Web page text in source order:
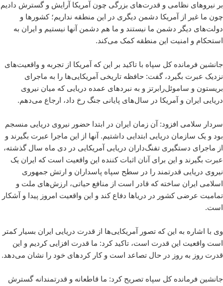
بر نیروهای نظامی و قدرت‌های بزرگی چون آمریکا آرایش و گسترش دادیم
چون ما غیر از آمریکا دشمن دیگری در این منطقه نداریم؛ کشورها و
دولت‌های دیگر دشمن ما نیستند و ما هم دشمن آنها نیستیم و ایران به
استحکام و امنیت این منطقه کمک می‌کند.
جانشین فرمانده کل سپاه با تاکید بر این که آمریکا از تجربه‌ و واقعیت‌های
نزدیک عبرت بگیرد، گفت: حافظه تاریخی آمریکایی‌ها را به ماجرای
بریستون و ساموئل‌رابرتز و به نبردهای عمده دریایی که میان نیروی
دریایی ایران و آمریکا در سال‌های پایانی جنگ رخ داد، ارجاع می‌دهم.
سردار سلامی افزود: آن زمان ایران در ابتدا حضور نیروی دریایی منسجم
بود و یک سازمان دریایی ابتدایی داشتیم. آنها از این ماجرا عبرت بگیرند و
از ماجرای دستگیری تفنگ‌داران دریایی آمریکایی در دی ماه سال گذشته،
عبرت بگیرند و این برای آنان اثبات کننده این واقعیت است که ایران یک
نیروی دریایی قدرتمند را در سطح سپاه پاسداران و ارتش جمهوری
اسلامی ایران ساخته که قادر است از منافع حیاتی، ارزش‌های ملت و
تمامیت عرضی کشور در دریاها دفاع کند و این واقعیت امروز پیدا و آشکار
است.
وی با اشاره به این که تصور آمریکایی‌ها از قدرت دریایی ایران بسیار کمتر
است واقعیت این قدرت است، تاکید کرد: ما قدرت افزایی کردیم و این
قدرت روز به روز در حال تصاعد است و کار کردهای خود را نشان می‌دهد.
جانشین فرمانده کل سپاه تصریح کرد: ما قاطعانه و قدرتمندانه گسترش